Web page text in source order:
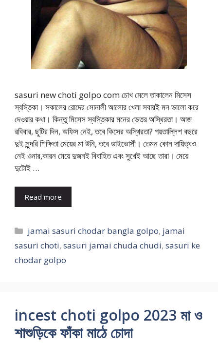
sasuri new choti golpo com চোখ মেলে তাকালেন মিসেস
স্বস্তিকা। সকালের রোদের সোনালী আলোর খেলা সবারই মন ভালো করে
দেওয়ার কথা। কিন্তু মিসেস স্বস্তিকার মনের ভেতর অস্থিরতা। আজ
রবিবার, ছুটির দিন, অফিস নেই, তবে কিসের অস্থিরতা? পয়তাল্লিশ বছরে
দুই সুন্দরি শিক্ষিতা মেয়ের মা উনি, তবে ডাইভোর্সী। তেমন কোন দায়িত্বও
নেই ওনার,কারন মেয়ে দুজনই বিবাহিত এবং সুখেই আছে তারা। মেয়ে
দুটোই …
Read more
Categories
jamai sasuri chodar bangla golpo, jamai
sasuri choti, sasuri jamai chuda chudi, sasuri ke
chodar golpo
incest choti golpo 2023 মা ও
শাশুড়িকে ফাঁকা মাঠে চোদা